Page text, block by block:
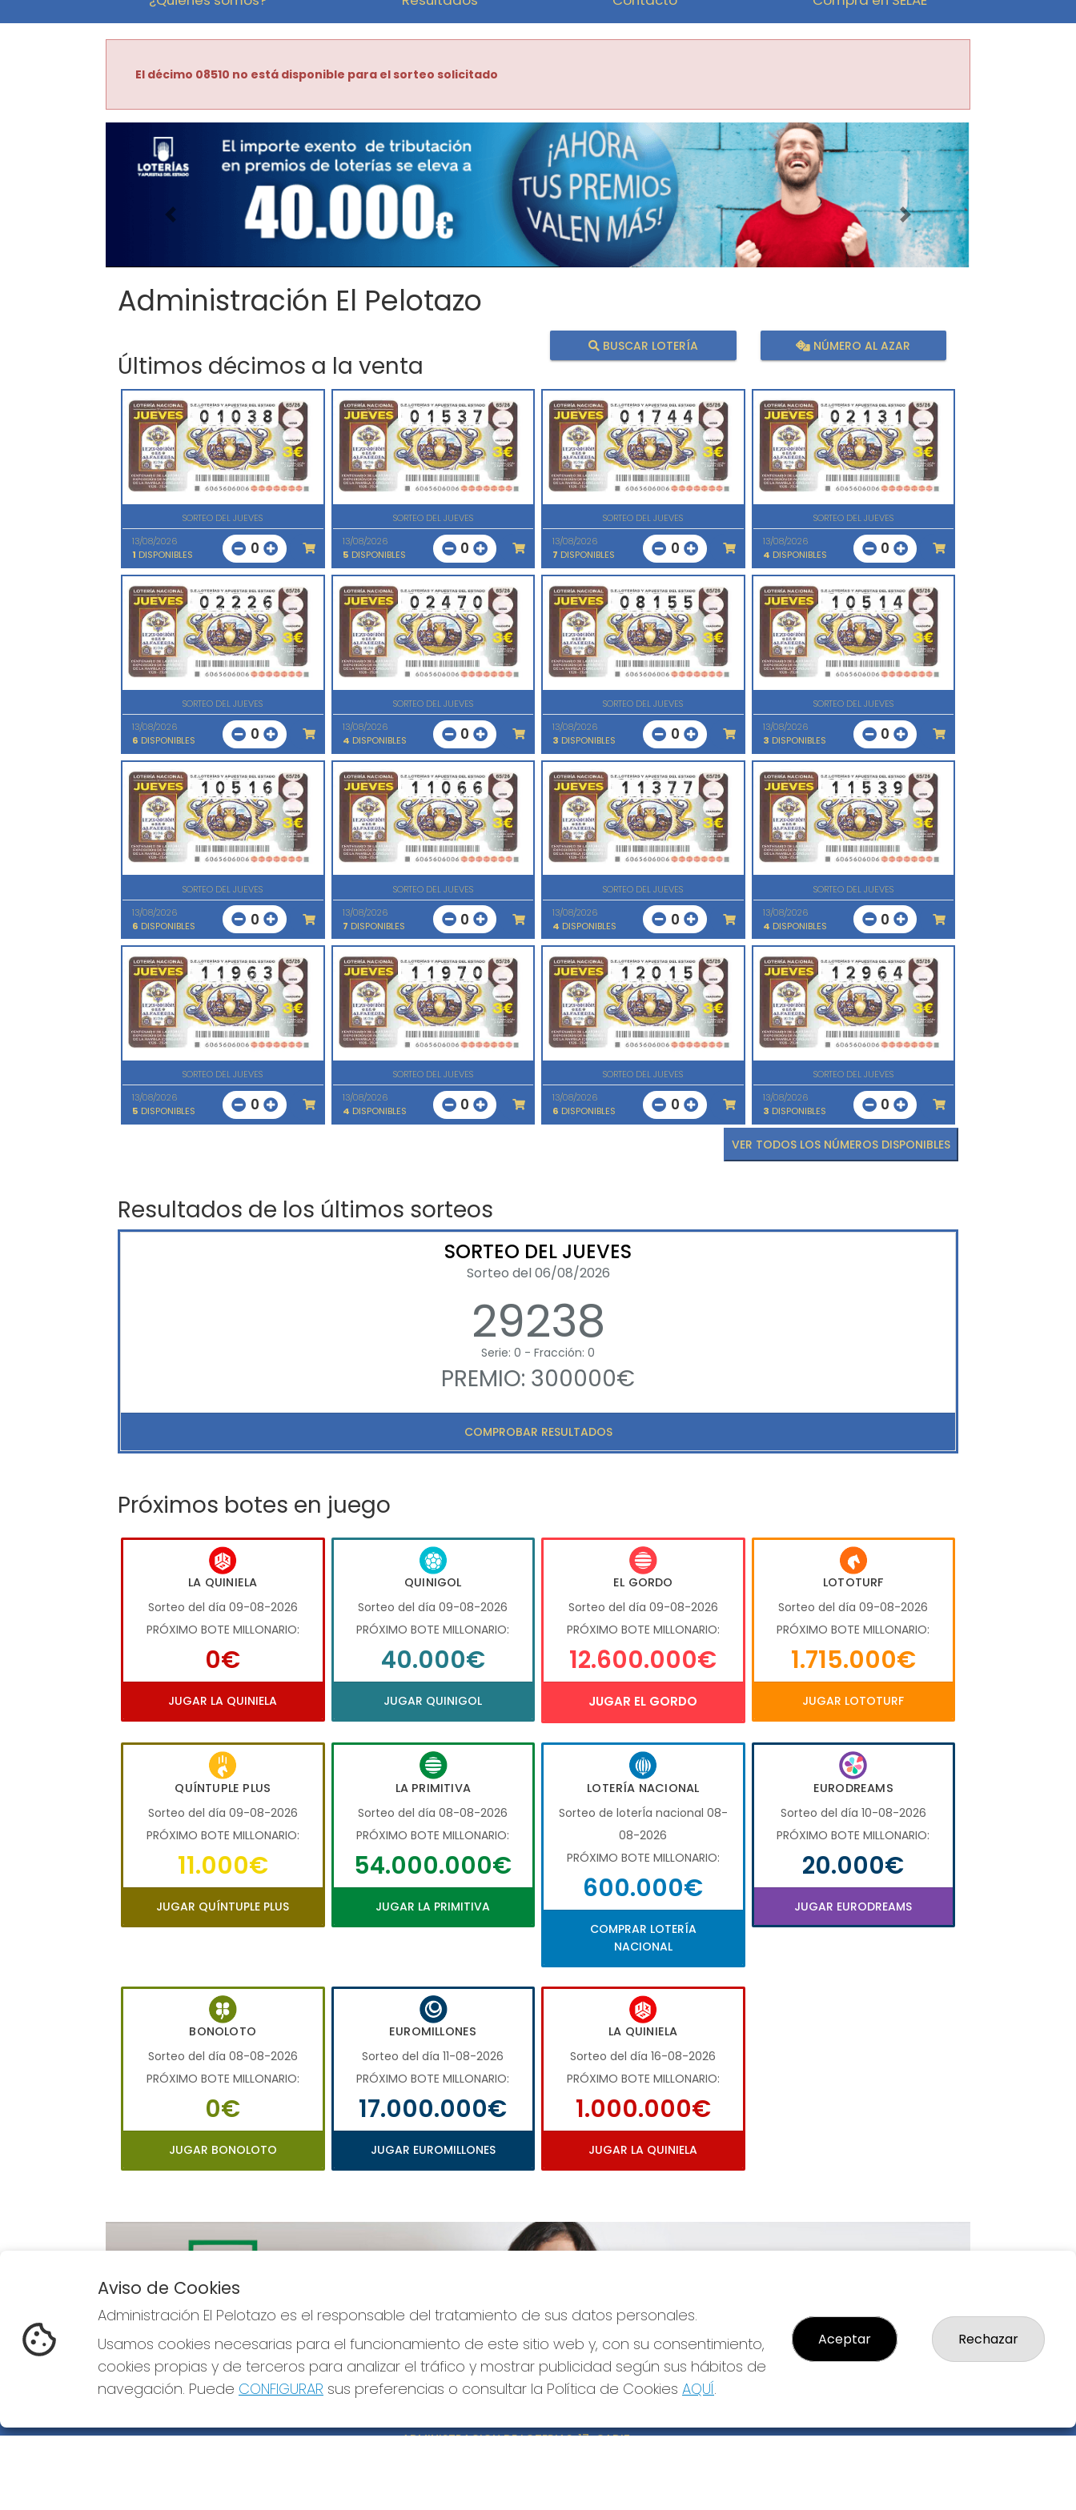
El décimo 08510 no está disponible para el sorteo solicitado
Imagen anterior Imagen siguiente
Administración El Pelotazo
Últimos décimos a la venta
BUSCAR LOTERÍA NÚMERO AL AZAR
SORTEO DEL JUEVES
13/08/2026
1 DISPONIBLES 0
SORTEO DEL JUEVES
13/08/2026
5 DISPONIBLES 0
SORTEO DEL JUEVES
13/08/2026
7 DISPONIBLES 0
SORTEO DEL JUEVES
13/08/2026
4 DISPONIBLES 0
SORTEO DEL JUEVES
13/08/2026
6 DISPONIBLES 0
SORTEO DEL JUEVES
13/08/2026
4 DISPONIBLES 0
SORTEO DEL JUEVES
13/08/2026
3 DISPONIBLES 0
SORTEO DEL JUEVES
13/08/2026
3 DISPONIBLES 0
SORTEO DEL JUEVES
13/08/2026
6 DISPONIBLES 0
SORTEO DEL JUEVES
13/08/2026
7 DISPONIBLES 0
SORTEO DEL JUEVES
13/08/2026
4 DISPONIBLES 0
SORTEO DEL JUEVES
13/08/2026
4 DISPONIBLES 0
SORTEO DEL JUEVES
13/08/2026
5 DISPONIBLES 0
SORTEO DEL JUEVES
13/08/2026
4 DISPONIBLES 0
SORTEO DEL JUEVES
13/08/2026
6 DISPONIBLES 0
SORTEO DEL JUEVES
13/08/2026
3 DISPONIBLES 0
VER TODOS LOS NÚMEROS DISPONIBLES
Resultados de los últimos sorteos
SORTEO DEL JUEVES
Sorteo del 06/08/2026
29238
Serie: 0 - Fracción: 0
PREMIO: 300000€
COMPROBAR RESULTADOS
Próximos botes en juego
LA QUINIELA
Sorteo del día 09-08-2026
PRÓXIMO BOTE MILLONARIO:
0€
JUGAR LA QUINIELA
QUINIGOL
Sorteo del día 09-08-2026
PRÓXIMO BOTE MILLONARIO:
40.000€
JUGAR QUINIGOL
EL GORDO
Sorteo del día 09-08-2026
PRÓXIMO BOTE MILLONARIO:
12.600.000€
JUGAR EL GORDO
LOTOTURF
Sorteo del día 09-08-2026
PRÓXIMO BOTE MILLONARIO:
1.715.000€
JUGAR LOTOTURF
QUÍNTUPLE PLUS
Sorteo del día 09-08-2026
PRÓXIMO BOTE MILLONARIO:
11.000€
JUGAR QUÍNTUPLE PLUS
LA PRIMITIVA
Sorteo del día 08-08-2026
PRÓXIMO BOTE MILLONARIO:
54.000.000€
JUGAR LA PRIMITIVA
LOTERÍA NACIONAL
Sorteo de loterÍa nacional 08-
08-2026
PRÓXIMO BOTE MILLONARIO:
600.000€
COMPRAR LOTERÍA
NACIONAL
EURODREAMS
Sorteo del día 10-08-2026
PRÓXIMO BOTE MILLONARIO:
20.000€
JUGAR EURODREAMS
BONOLOTO
Sorteo del día 08-08-2026
PRÓXIMO BOTE MILLONARIO:
0€
JUGAR BONOLOTO
EUROMILLONES
Sorteo del día 11-08-2026
PRÓXIMO BOTE MILLONARIO:
17.000.000€
JUGAR EUROMILLONES
LA QUINIELA
Sorteo del día 16-08-2026
PRÓXIMO BOTE MILLONARIO:
1.000.000€
JUGAR LA QUINIELA
Imagen anterior Imagen siguiente
ADMINISTRACION DE LOTERIAS: 17-CADIZ -
Aviso de Cookies
Administración El Pelotazo es el responsable del tratamiento de sus datos personales.
Usamos cookies necesarias para el funcionamiento de este sitio web y, con su consentimiento,
cookies propias y de terceros para analizar el tráfico y mostrar publicidad según sus hábitos de
navegación. Puede CONFIGURAR sus preferencias o consultar la Política de Cookies AQUÍ.
Aceptar Rechazar